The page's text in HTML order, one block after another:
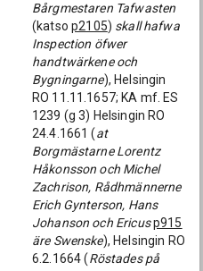
Bårgmestaren Tafwasten
(katsop2105) skall hafwa
Inspection öfwer
handtwärkene och
Bygningarne), Helsingin
RO 11.11.1657; KA mf. ES
1239 (g 3) Helsingin RO
24.4.1661 (at
Borgmästarne Lorentz
Håkonsson och Michel
Zachrison, Rådhmännerne
Erich Gynterson, Hans
Johanson och Ericusp915
äre Swenske), Helsingin RO
6.2.1664 (Röstades på